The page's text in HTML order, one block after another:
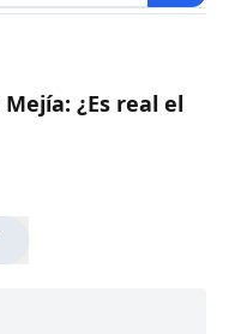
¿Es real el